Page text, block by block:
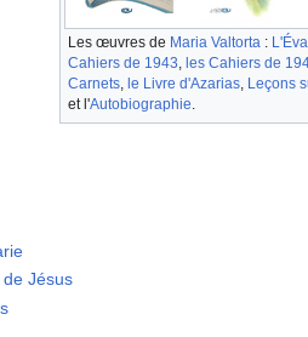
Les œuvres de Maria Valtorta :
Cahiers de 1943, les Cahiers de
Carnets, le Livre d'Azarias, Leçons
et l'Autobiographie.
Jésus